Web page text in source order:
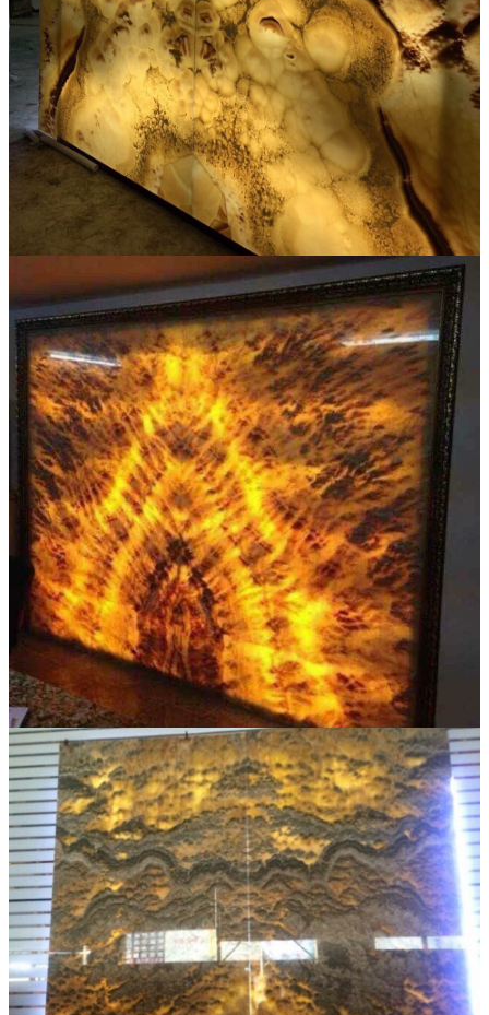
Đá Marble
Đá Marble Màu Kem
Đá Marble Màu Nâu
Đá Marble Màu Đen
Đá Marble Màu Đỏ
Đá Marble Màu Vàng
Đá Marble Màu Trắng
Đá Marble Màu Xanh
Đá Ốp
Đá Ốp Bàn Bếp Nhân Tạo​
Đá Ốp Mộ
Đá Ốp Cột
Đá Ốp Thang Máy
Đá Ốp Bếp
Đá Ốp Bếp Tự Nhiên
Tranh đá
Tranh Đá Marble Đối Xứng
Tranh Đá Thạch Anh Đối Xứng
Tranh Đá Sơn Thủy Xuyên Sáng
Tranh Đá Granite Đối Xứng
Tranh Đá Xuyên Sáng Onyx
Đá Nội Thất
Chậu Lavabo Đá
Mặt Bàn Lavabo Đá
Đá Bàn Bếp Cao Cấp
Đá Ốp Bếp Tự Nhiên
Các Loại Đá Khác